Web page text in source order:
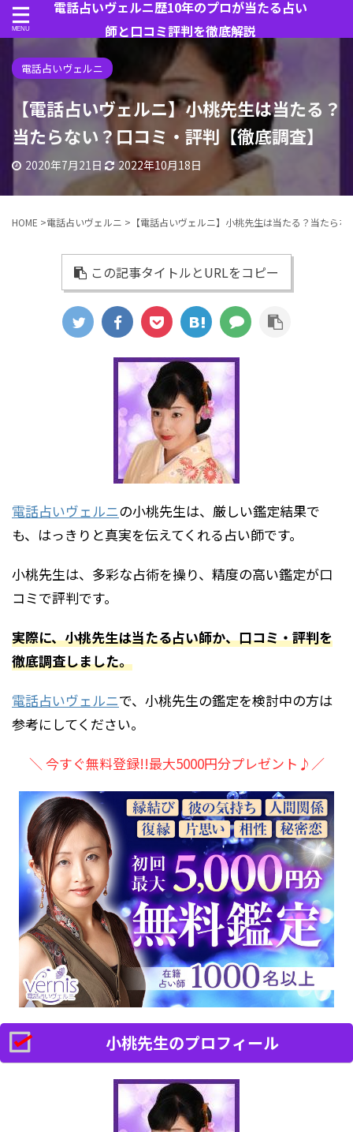
電話占いヴェルニ歴10年のプロが当たる占い
師と口コミ評判を徹底解説
電話占いヴェルニ
【電話占いヴェルニ】小桃先生は当たる？
当たらない？口コミ・評判【徹底調査】
2020年7月21日 2022年10月18日
HOME >電話占いヴェルニ > 【電話占いヴェルニ】小桃先生は当たる？当たら
この記事タイトルとURLをコピー
電話占いヴェルニの小桃先生は、厳しい鑑定結果で
も、はっきりと真実を伝えてくれる占い師です。
小桃先生は、多彩な占術を操り、精度の高い鑑定が口
コミで評判です。
実際に、小桃先生は当たる占い師か、口コミ・評判を
徹底調査しました。
電話占いヴェルニで、小桃先生の鑑定を検討中の方は
参考にしてください。
＼ 今すぐ無料登録!!最大5000円分プレゼント♪／
小桃先生のプロフィール